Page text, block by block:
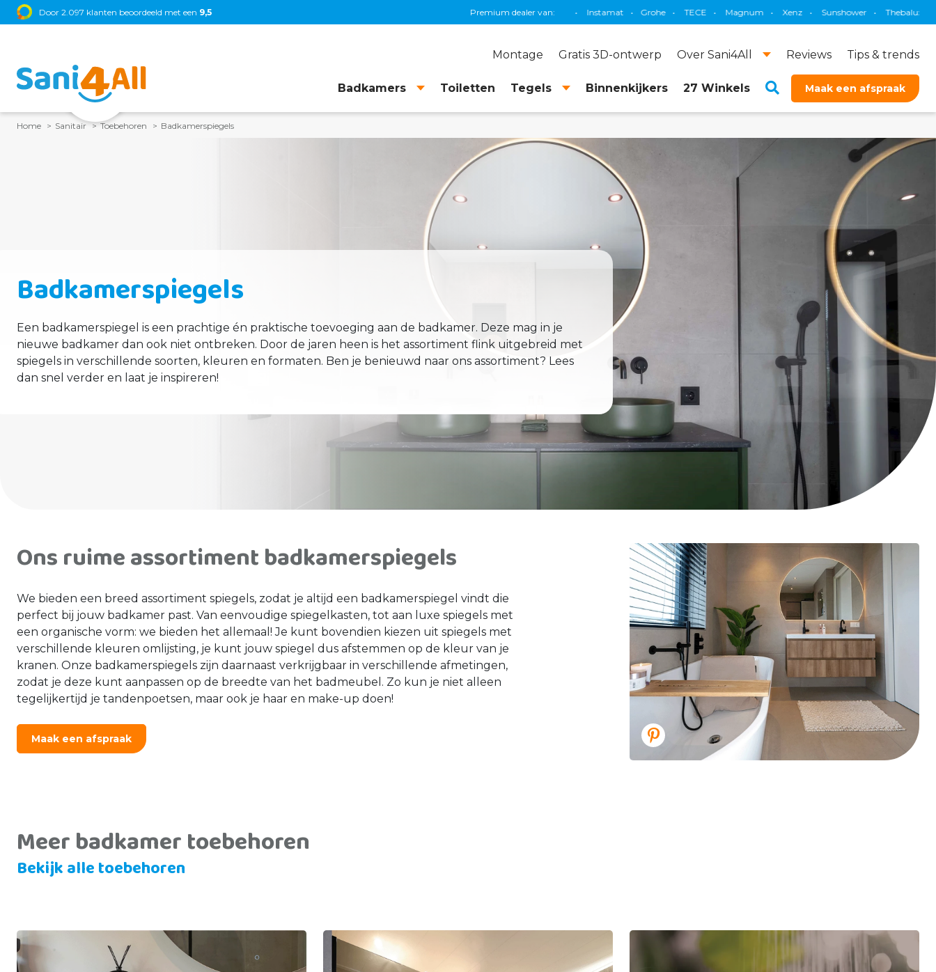
Door 2.097 klanten beoordeeld met een 9,5 Premium dealer van: Grohe • TECE • Magnum • Xenz • Sunshower • Thebalux • Brauer •
Montage Gratis 3D-ontwerp Over Sani4All Reviews Tips & trends
Badkamers Toiletten Tegels Binnenkijkers 27 Winkels Maak een afspraak
Home Sanitair Toebehoren Badkamerspiegels
Badkamerspiegels
Een badkamerspiegel is een prachtige én praktische toevoeging aan de badkamer. Deze mag in je
nieuwe badkamer dan ook niet ontbreken. Door de jaren heen is het assortiment flink uitgebreid met
spiegels in verschillende soorten, kleuren en formaten. Ben je benieuwd naar ons assortiment? Lees
dan snel verder en laat je inspireren!
Ons ruime assortiment badkamerspiegels
We bieden een breed assortiment spiegels, zodat je altijd een badkamerspiegel vindt die
perfect bij jouw badkamer past. Van eenvoudige spiegelkasten, tot aan luxe spiegels met
een organische vorm: we bieden het allemaal! Je kunt bovendien kiezen uit spiegels met
verschillende kleuren omlijsting, je kunt jouw spiegel dus afstemmen op de kleur van je
kranen. Onze badkamerspiegels zijn daarnaast verkrijgbaar in verschillende afmetingen,
zodat je deze kunt aanpassen op de breedte van het badmeubel. Zo kun je niet alleen
tegelijkertijd je tandenpoetsen, maar ook je haar en make-up doen!
Maak een afspraak
Meer badkamer toebehoren
Bekijk alle toebehoren